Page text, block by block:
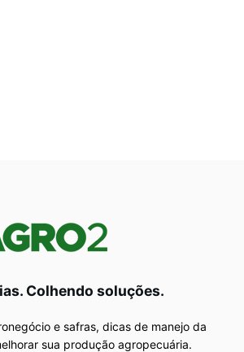
Colhendo soluções.
e safras, dicas de manejo da
sua produção agropecuária.